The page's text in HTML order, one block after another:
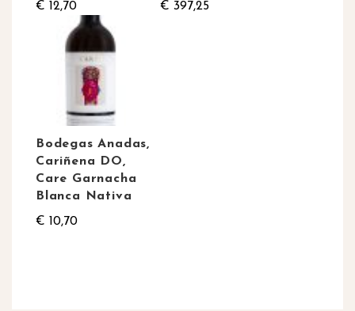
€ 12,70 € 397,25
Bodegas Anadas,
Cariñena DO,
Care Garnacha
Blanca Nativa
€ 10,70